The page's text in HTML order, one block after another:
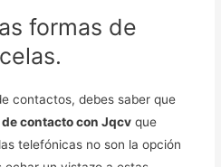
formas de
contactos, debes saber que
contacto con Jqcv que
telefónicas no son la opción